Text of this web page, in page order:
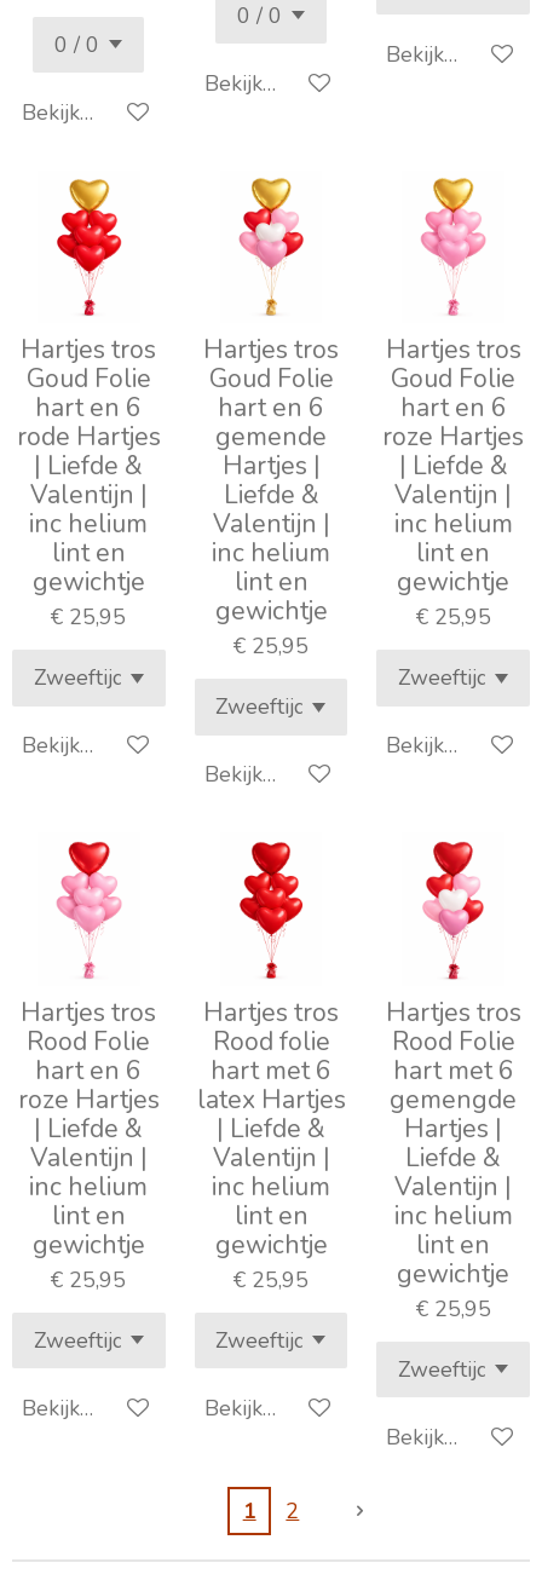
Bekijk details
Bekijk details
Bekijk details
Hartjes tros
Goud Folie
hart en 6
rode Hartjes
| Liefde &
Valentijn |
inc helium
lint en
gewichtje
€ 25,95
Bekijk details
Hartjes tros
Goud Folie
hart en 6
gemende
Hartjes |
Liefde &
Valentijn |
inc helium
lint en
gewichtje
€ 25,95
Bekijk details
Hartjes tros
Goud Folie
hart en 6
roze Hartjes
| Liefde &
Valentijn |
inc helium
lint en
gewichtje
€ 25,95
Bekijk details
Hartjes tros
Rood Folie
hart en 6
roze Hartjes
| Liefde &
Valentijn |
inc helium
lint en
gewichtje
€ 25,95
Bekijk details
Hartjes tros
Rood folie
hart met 6
latex Hartjes
| Liefde &
Valentijn |
inc helium
lint en
gewichtje
€ 25,95
Bekijk details
Hartjes tros
Rood Folie
hart met 6
gemengde
Hartjes |
Liefde &
Valentijn |
inc helium
lint en
gewichtje
€ 25,95
Bekijk details
1 2